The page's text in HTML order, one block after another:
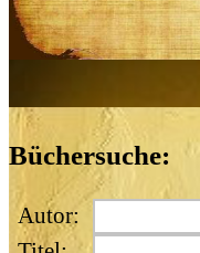
Büchersuche:
Autor: